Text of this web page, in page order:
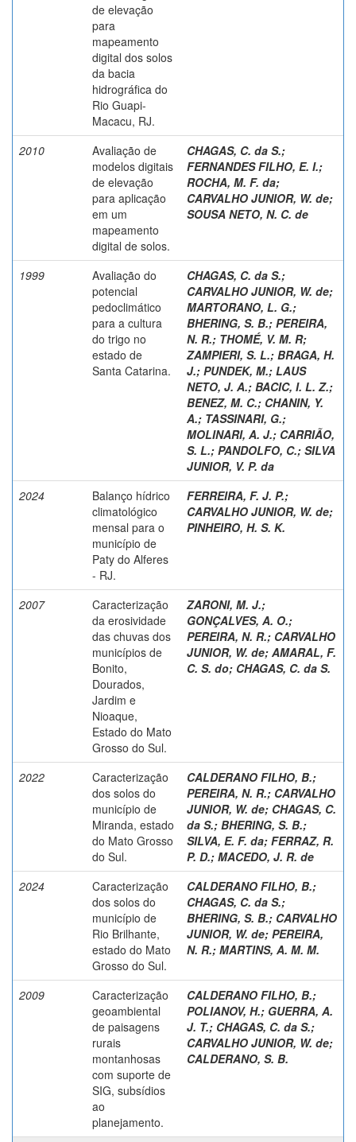
de elevação
para
mapeamento
digital dos solos
da bacia
hidrográfica do
Rio Guapi-
Macacu, RJ.
2010
Avaliação de
modelos digitais
de elevação
para aplicação
em um
mapeamento
digital de solos.
CHAGAS, C. da S.;
FERNANDES FILHO, E. I.;
ROCHA, M. F. da;
CARVALHO JUNIOR, W. de;
SOUSA NETO, N. C. de
1999
Avaliação do
potencial
pedoclimático
para a cultura
do trigo no
estado de
Santa Catarina.
CHAGAS, C. da S.;
CARVALHO JUNIOR, W. de;
MARTORANO, L. G.;
BHERING, S. B.; PEREIRA,
N. R.; THOMÉ, V. M. R;
ZAMPIERI, S. L.; BRAGA, H.
J.; PUNDEK, M.; LAUS
NETO, J. A.; BACIC, I. L. Z.;
BENEZ, M. C.; CHANIN, Y.
A.; TASSINARI, G.;
MOLINARI, A. J.; CARRIÃO,
S. L.; PANDOLFO, C.; SILVA
JUNIOR, V. P. da
2024
Balanço hídrico
climatológico
mensal para o
município de
Paty do Alferes
- RJ.
FERREIRA, F. J. P.;
CARVALHO JUNIOR, W. de;
PINHEIRO, H. S. K.
2007
Caracterização
da erosividade
das chuvas dos
municípios de
Bonito,
Dourados,
Jardim e
Nioaque,
Estado do Mato
Grosso do Sul.
ZARONI, M. J.;
GONÇALVES, A. O.;
PEREIRA, N. R.; CARVALHO
JUNIOR, W. de; AMARAL, F.
C. S. do; CHAGAS, C. da S.
2022
Caracterização
dos solos do
município de
Miranda, estado
do Mato Grosso
do Sul.
CALDERANO FILHO, B.;
PEREIRA, N. R.; CARVALHO
JUNIOR, W. de; CHAGAS, C.
da S.; BHERING, S. B.;
SILVA, E. F. da; FERRAZ, R.
P. D.; MACEDO, J. R. de
2024
Caracterização
dos solos do
município de
Rio Brilhante,
estado do Mato
Grosso do Sul.
CALDERANO FILHO, B.;
CHAGAS, C. da S.;
BHERING, S. B.; CARVALHO
JUNIOR, W. de; PEREIRA,
N. R.; MARTINS, A. M. M.
2009
Caracterização
geoambiental
de paisagens
rurais
montanhosas
com suporte de
SIG, subsídios
ao
planejamento.
CALDERANO FILHO, B.;
POLIANOV, H.; GUERRA, A.
J. T.; CHAGAS, C. da S.;
CARVALHO JUNIOR, W. de;
CALDERANO, S. B.